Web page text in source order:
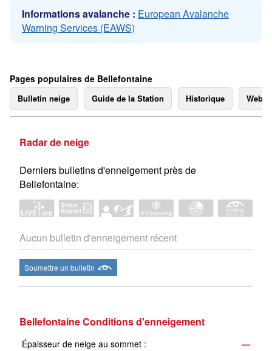
Informations avalanche : European Avalanche
Warning Services (EAWS)
Pages populaires de Bellefontaine
Bulletin neige Guide de la Station Historique
Radar de neige
Derniers bulletins d'enneigement près de
Bellefontaine:
Aucun bulletin d'enneigement récent
Soumettre un bulletin
Bellefontaine Conditions d'enneigement
Épaisseur de neige au sommet :
—